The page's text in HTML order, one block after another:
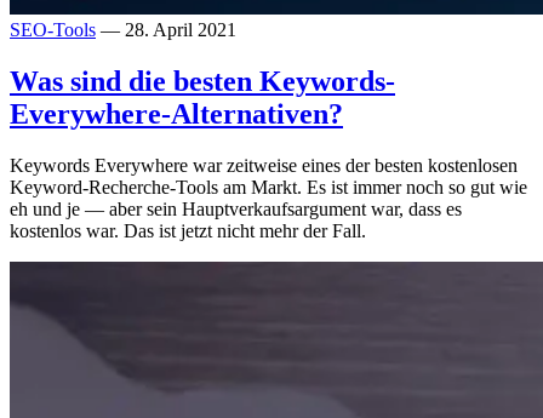
SEO-Tools — 28. April 2021
Was sind die besten Keywords-
Everywhere-Alternativen?
Keywords Everywhere war zeitweise eines der besten kostenlosen
Keyword-Recherche-Tools am Markt. Es ist immer noch so gut wie
eh und je — aber sein Hauptverkaufsargument war, dass es
kostenlos war. Das ist jetzt nicht mehr der Fall.